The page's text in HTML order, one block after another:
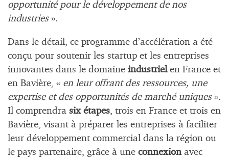
opportunité pour le développement de nos
industries».
Dans le détail, ce programme d’accélération a été
conçu pour soutenir les startup et les entreprises
innovantes dans le domaine industrielen France et
en Bavière, « en leur offrant des ressources, une
expertise et des opportunités de marché uniques».
Il comprendra six étapes, trois en France et trois en
Bavière, visant à préparer les entreprises à faciliter
leur développement commercial dans la région ou
le pays partenaire, grâce à une connexionavec